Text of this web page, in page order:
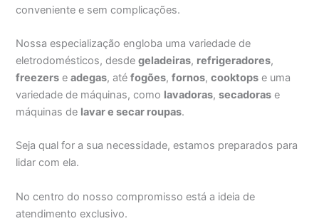
conveniente e sem complicações.
Nossa especialização engloba uma variedade de
eletrodomésticos, desdegeladeiras, refrigeradores,
freezers eadegas, atéfogões,fornos,cooktops e uma
variedade de máquinas, como lavadoras,secadoras e
máquinas de lavar e secar roupas.
Seja qual for a sua necessidade, estamos preparados para
lidar com ela.
No centro do nosso compromisso está a ideia de
atendimento exclusivo.